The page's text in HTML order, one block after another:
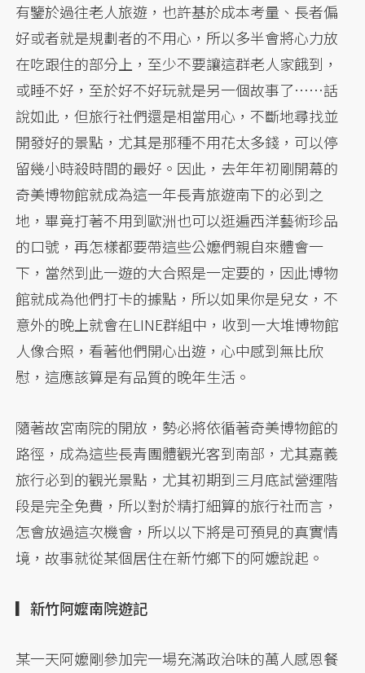
有鑒於過往老人旅遊，也許基於成本考量、長者偏
好或者就是規劃者的不用心，所以多半會將心力放
在吃跟住的部分上，至少不要讓這群老人家餓到，
或睡不好，至於好不好玩就是另一個故事了……話
說如此，但旅行社們還是相當用心，不斷地尋找並
開發好的景點，尤其是那種不用花太多錢，可以停
留幾小時殺時間的最好。因此，去年年初剛開幕的
奇美博物館就成為這一年長青旅遊南下的必到之
地，畢竟打著不用到歐洲也可以逛遍西洋藝術珍品
的口號，再怎樣都要帶這些公嬤們親自來體會一
下，當然到此一遊的大合照是一定要的，因此博物
館就成為他們打卡的據點，所以如果你是兒女，不
意外的晚上就會在LINE群組中，收到一大堆博物館
人像合照，看著他們開心出遊，心中感到無比欣
慰，這應該算是有品質的晚年生活。
隨著故宮南院的開放，勢必將依循著奇美博物館的
路徑，成為這些長青團體觀光客到南部，尤其嘉義
旅行必到的觀光景點，尤其初期到三月底試營運階
段是完全免費，所以對於精打細算的旅行社而言，
怎會放過這次機會，所以以下將是可預見的真實情
境，故事就從某個居住在新竹鄉下的阿嬤說起。
▎新竹阿嬤南院遊記
某一天阿嬤剛參加完一場充滿政治味的萬人感恩餐